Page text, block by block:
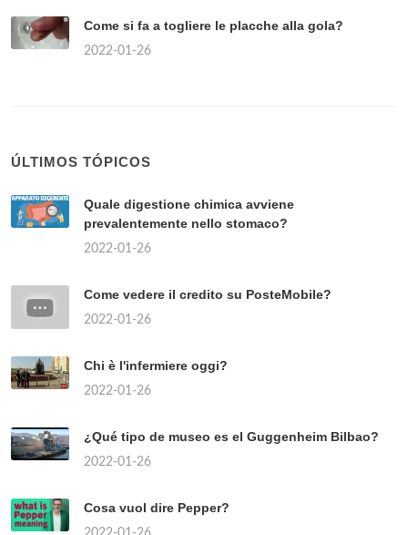
Come si fa a togliere le placche alla gola?
2022-01-26
ÚLTIMOS TÓPICOS
Quale digestione chimica avviene
prevalentemente nello stomaco?
2022-01-26
Come vedere il credito su PosteMobile?
2022-01-26
Chi è l'infermiere oggi?
2022-01-26
¿Qué tipo de museo es el Guggenheim Bilbao?
2022-01-26
Cosa vuol dire Pepper?